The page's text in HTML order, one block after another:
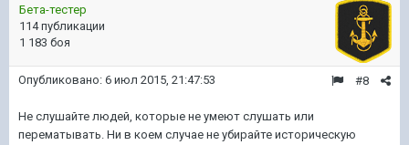
Бета-тестер
114 публикации
1 183 боя
#8
Опубликовано: 6 июл 2015, 21:47:53
Не слушайте людей, которые не умеют слушать или
перематывать. Ни в коем случае не убирайте историческую